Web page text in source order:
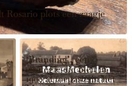
plots een zaagje
‘Branding’, een
strategie die men in
1900 al toepaste in het